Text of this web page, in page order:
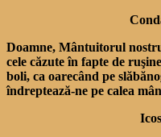
Doamne, Mântuitorul
cele căzute în fapte de
boli, ca oarecând pe
îndreptează-ne pe calea